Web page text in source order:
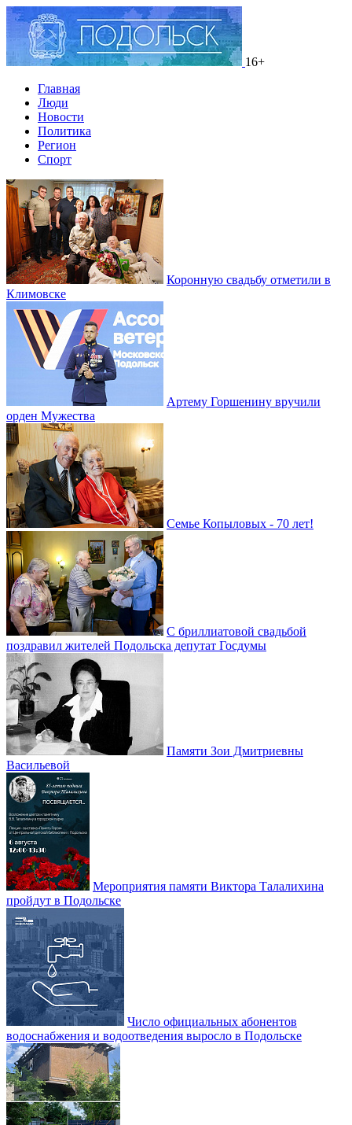
16+
Главная
Люди
Новости
Политика
Регион
Спорт
Коронную свадьбу отметили в
Климовске
Артему Горшенину вручили
орден Мужества
Семье Копыловых - 70 лет!
С бриллиатовой свадьбой
поздравил жителей Подольска депутат Госдумы
Памяти Зои Дмитриевны
Васильевой
Мероприятия памяти Виктора Талалихина
пройдут в Подольске
Число официальных абонентов
водоснабжения и водоотведения выросло в Подольске